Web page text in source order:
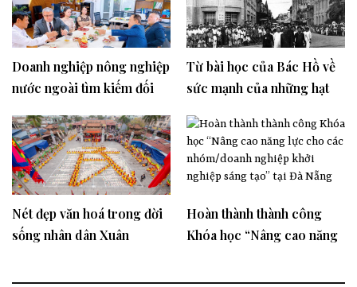
Doanh nghiệp nông nghiệp
nước ngoài tìm kiếm đối
Từ bài học của Bác Hồ về
sức mạnh của những hạt
vận động xây dựng không
gian khởi nghiệp Quốc gia
Nét đẹp văn hoá trong đời
sống nhân dân Xuân
Hoàn thành thành công
Khóa học “Nâng cao năng